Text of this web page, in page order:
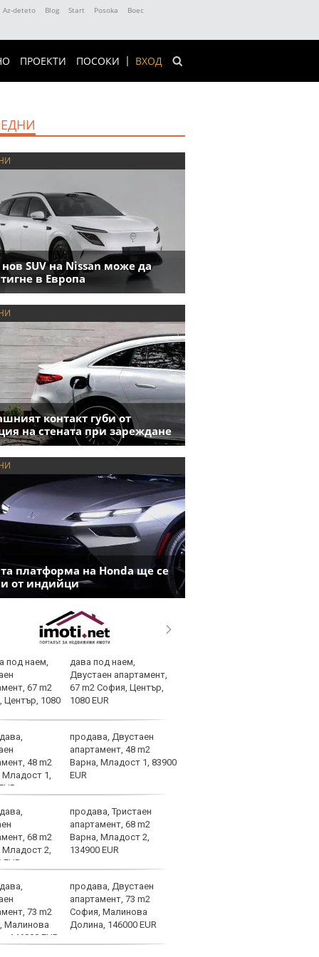
Az-deteto Blog Start Posoka
Boec
ВХОД
ПРОЕКТИ ПОСОКИ
SUV на Nissan може да
в Европа
контакт губи от
на стената при зареждане
платформа на Honda ще се
от индийци
дава под наем,
Двустаен апартамент,
67 m2 София, Център,
1080 EUR
продава, Двустаен
апартамент, 48 m2
Варна, Младост 1, 83900
EUR
продава, Тристаен
апартамент, 68 m2
Варна, Младост 2,
134900 EUR
продава, Двустаен
апартамент, 73 m2
София, Малинова
Долина, 146000 EUR